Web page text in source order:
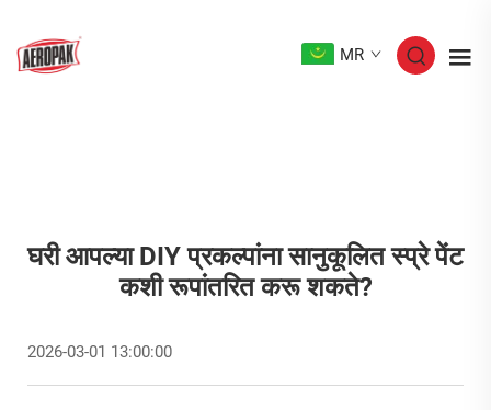
MR
घरी आपल्या DIY प्रकल्पांना सानुकूलित स्प्रे पेंट
कशी रूपांतरित करू शकते?
2026-03-01 13:00:00